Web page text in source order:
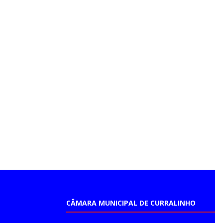
CÂMARA MUNICIPAL DE CURRALINHO